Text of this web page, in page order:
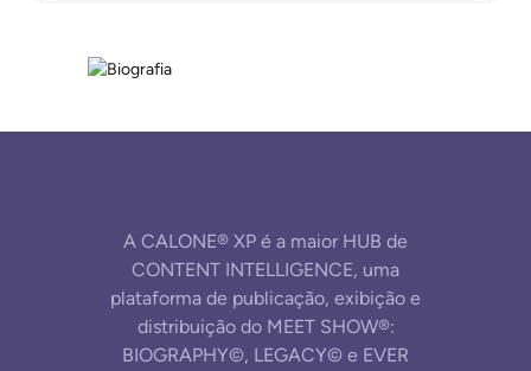
A CALONE® XP é a maior HUB de
CONTENT INTELLIGENCE, uma
plataforma de publicação, exibição e
distribuição do MEET SHOW®:
BIOGRAPHY©, LEGACY© e EVER